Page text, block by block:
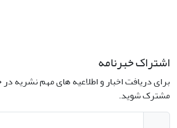
اشتراک خبرنامه
برای دریافت اخبار و اطلاعیه های مهم نشریه
مشترک شوید.